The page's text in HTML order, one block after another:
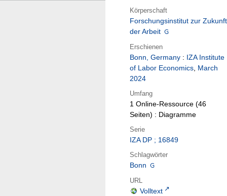
Körperschaft
Forschungsinstitut zur Zukunft
der Arbeit
Erschienen
Bonn, Germany : IZA Institute
of Labor Economics, March
2024
Umfang
1 Online-Ressource (46
Seiten) : Diagramme
Serie
IZA DP ; 16849
Schlagwörter
Bonn
URL
Volltext